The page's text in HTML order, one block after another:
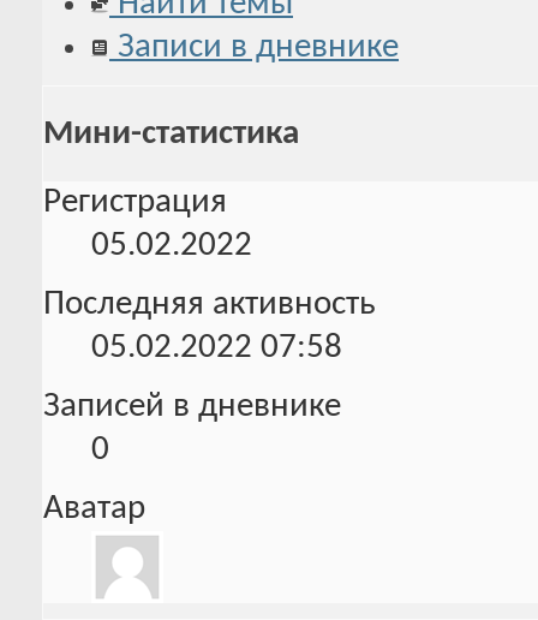
Записи в дневнике
Мини-статистика
Регистрация
05.02.2022
Последняя активность
05.02.2022 07:58
Записей в дневнике
0
Аватар